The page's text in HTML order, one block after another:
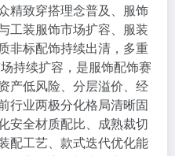
精致穿搭理念普及、服饰
工装服饰市场扩容、服装
非标配饰持续出清，多重
持续扩容，是服饰配饰赛
产低风险、分层溢价、经
行业两极分化格局清晰固
安全材质配比、成熟裁切
配工艺、款式迭代优化能